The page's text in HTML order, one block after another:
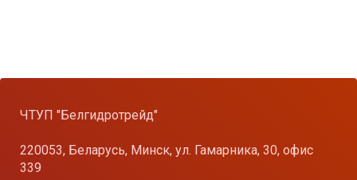
ЧТУП "Белгидротрейд"
220053, Беларусь, Минск, ул. Гамарника, 30, офис
339